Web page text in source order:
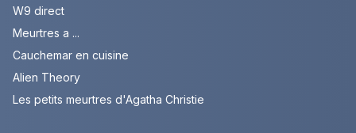
W9 direct
Meurtres a ...
Cauchemar en cuisine
Alien Theory
Les petits meurtres d'Agatha Christie